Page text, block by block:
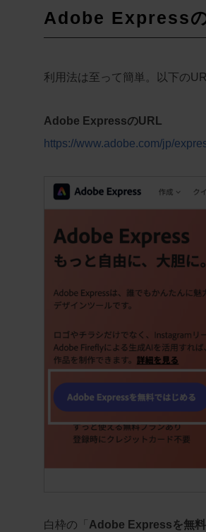
Adobe Express
利用法は至って簡単。以下の
Adobe ExpressのURL
https://www.adobe.com/jp/
白枠の「 Adobe Expressを無